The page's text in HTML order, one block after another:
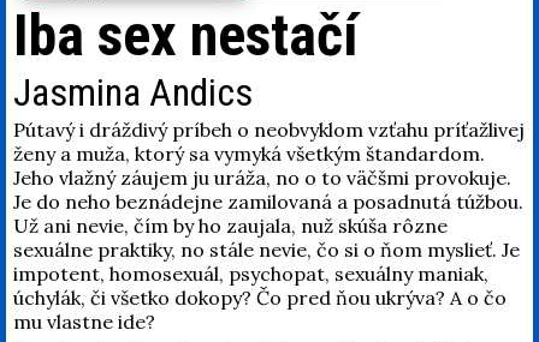
Iba sex nestačí
Jasmina Andics
Pútavý i dráždivý príbeh o neobvyklom vzťahu príťažlivej
ženy a muža, ktorý sa vymyká všetkým štandardom.
Jeho vlažný záujem ju uráža, no o to väčšmi provokuje.
Je do neho beznádejne zamilovaná a posadnutá túžbou.
Už ani nevie, čím by ho zaujala, nuž skúša rôzne
sexuálne praktiky, no stále nevie, čo si o ňom myslieť. Je
impotent, homosexuál, psychopat, sexuálny maniak,
úchylák, či všetko dokopy? Čo pred ňou ukrýva? A o čo
mu vlastne ide?